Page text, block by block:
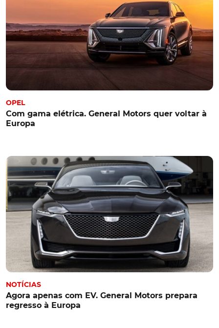
OPEL
Com gama elétrica. General Motors quer voltar à
Europa
NOTÍCIAS
Agora apenas com EV. General Motors prepara
regresso à Europa